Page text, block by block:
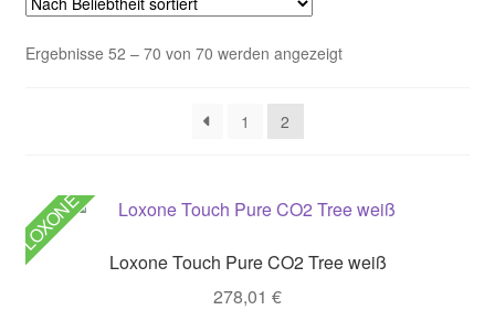
Ergebnisse 52 – 70 von 70 werden angezeigtNach
1
2
LOXONE
Loxone Touch Pure CO2 Tree weiß
278,01 €